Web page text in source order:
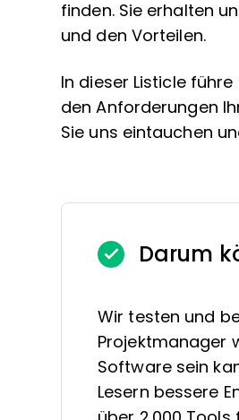
finden. Sie erhalten
und den Vorteilen.
In dieser Listicle
den Anforderungen
Sie uns eintauchen
Darum
Wir testen und
Projektmanager
Software sein
Lesern bessere